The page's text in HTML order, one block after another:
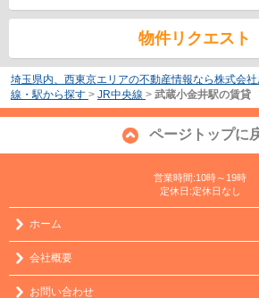
物件リクエスト
埼玉県内、西東京エリアの不動産情報なら株式会
線・駅から探す > JR中央線 > 武蔵小金井駅の賃貸
ページトップに
営業時間:10時～19時
定休日:定休日なし
ホーム
会社概要
お問い合わせ